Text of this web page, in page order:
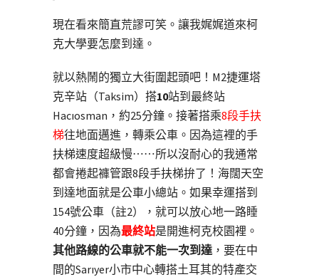
現在看來簡直荒謬可笑。讓我娓娓道來柯
克大學要怎麼到達。
就以熱鬧的獨立大街圍起頭吧！M2捷運塔
克辛站（Taksim）搭10站到最終站
Hacıosman，約25分鐘。接著搭乘8段手扶
梯往地面邁進，轉乘公車。因為這裡的手
扶梯速度超級慢⋯⋯所以沒耐心的我通常
都會捲起褲管跟8段手扶梯拚了！海闊天空
到達地面就是公車小總站。如果幸運搭到
154號公車（註2），就可以放心地一路睡
40分鐘，因為最終站是開進柯克校園裡。
其他路線的公車就不能一次到達，要在中
間的Sarıyer小市中心轉搭土耳其的特產交